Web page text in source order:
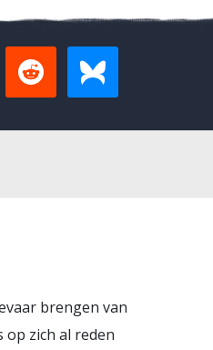
brengen van
op zich al reden